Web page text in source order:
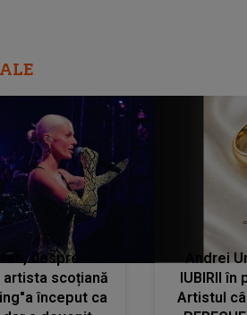
despre
artista scoțiană
început ca
Andrei
IUBIRII în
Artistul